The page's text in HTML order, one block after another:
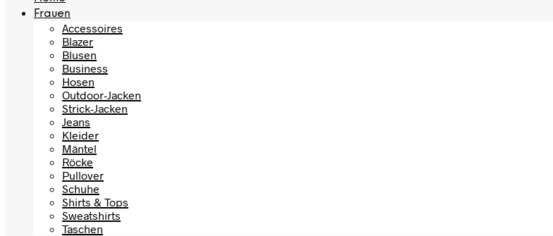
Frauen
Accessoires
Blazer
Blusen
Business
Hosen
Outdoor-Jacken
Strick-Jacken
Jeans
Kleider
Mäntel
Röcke
Pullover
Schuhe
Shirts & Tops
Sweatshirts
Taschen